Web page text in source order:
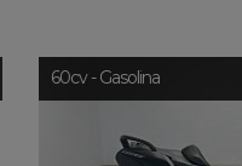
60cv - Gasolina